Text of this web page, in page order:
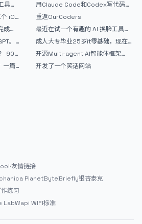
具
代iOS
3 实
成一
记录
。
一篇
用Claude Code和Codex写代码真
的爽，但是App怎么挣钱还是很难啊
重返OurCoders
最近在试一个有趣的 AI 换脸工具，
效果挺不错
成人大专毕业25岁it零基础，现在想
考软件设计师，有什么好的建议吗，
谢谢！
开源Multi-agent AI智能体框架
aevatar.ai，欢迎大家贡献代码
开发了一个笑话网站
·友情链接
PlanetByteBriefly银杏泰克
练习
LabWapi WIFI标准